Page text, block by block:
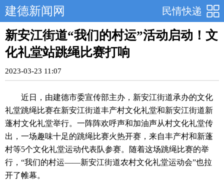
民情快递
建德新闻网
新安江街道“我们的村运”活动启动！文
化礼堂站跳绳比赛打响
2023-03-23 11:07
近日，由建德市委宣传部主办，新安江街道承办的文化
礼堂跳绳比赛在新安江街道丰产村文化礼堂和新安江街道新
蓬村文化礼堂举行。一阵阵欢呼声和加油声从村文化礼堂传
出，一场趣味十足的跳绳比赛火热开赛，来自丰产村和新蓬
村等5个文化礼堂运动代表队参赛。随着这场跳绳比赛的举
行，“我们的村运——新安江街道农村文化礼堂运动会”也拉
开了帷幕。